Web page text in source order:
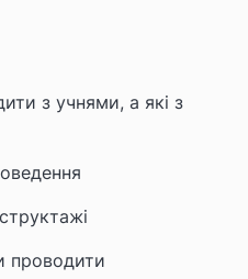
з учнями, а які з
проводити